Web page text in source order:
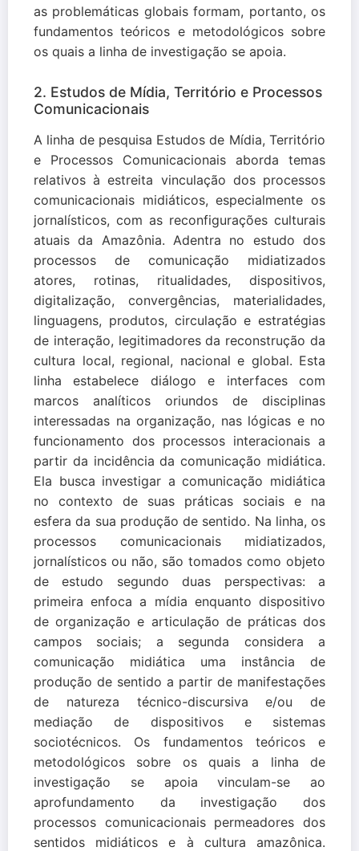
as problemáticas globais formam, portanto, os
fundamentos teóricos e metodológicos sobre
os quais a linha de investigação se apoia.
2. Estudos de Mídia, Território e Processos
Comunicacionais
A linha de pesquisa Estudos de Mídia, Território
e Processos Comunicacionais aborda temas
relativos à estreita vinculação dos processos
comunicacionais midiáticos, especialmente os
jornalísticos, com as reconfigurações culturais
atuais da Amazônia. Adentra no estudo dos
processos de comunicação midiatizados
atores, rotinas, ritualidades, dispositivos,
digitalização, convergências, materialidades,
linguagens, produtos, circulação e estratégias
de interação, legitimadores da reconstrução da
cultura local, regional, nacional e global. Esta
linha estabelece diálogo e interfaces com
marcos analíticos oriundos de disciplinas
interessadas na organização, nas lógicas e no
funcionamento dos processos interacionais a
partir da incidência da comunicação midiática.
Ela busca investigar a comunicação midiática
no contexto de suas práticas sociais e na
esfera da sua produção de sentido. Na linha, os
processos comunicacionais midiatizados,
jornalísticos ou não, são tomados como objeto
de estudo segundo duas perspectivas: a
primeira enfoca a mídia enquanto dispositivo
de organização e articulação de práticas dos
campos sociais; a segunda considera a
comunicação midiática uma instância de
produção de sentido a partir de manifestações
de natureza técnico-discursiva e/ou de
mediação de dispositivos e sistemas
sociotécnicos. Os fundamentos teóricos e
metodológicos sobre os quais a linha de
investigação se apoia vinculam-se ao
aprofundamento da investigação dos
processos comunicacionais permeadores dos
sentidos midiáticos e à cultura amazônica.